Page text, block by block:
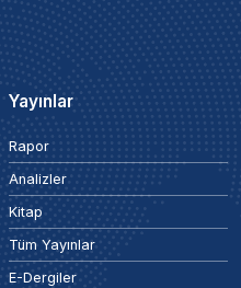
Yayınlar
Rapor
Analizler
Kitap
Tüm Yayınlar
E-Dergiler